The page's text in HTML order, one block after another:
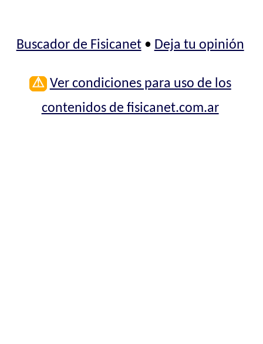
Buscador de Fisicanet• Deja tu opinión
⚠ Ver condiciones para uso de los
contenidos de fisicanet.com.ar